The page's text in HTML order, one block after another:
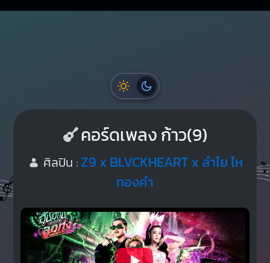
คอร์ดเพลง ก้าว(9)
ศิลปิน : Z9 x BLVCKHEART x ลำไย ไห
ทองคำ